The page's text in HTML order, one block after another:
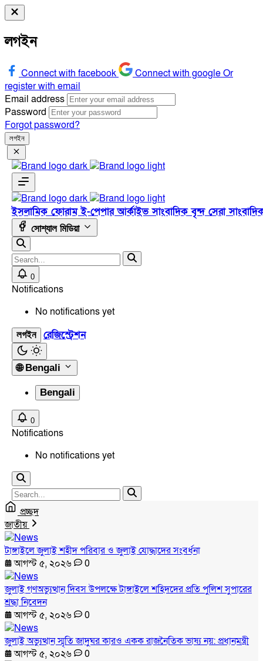
লগইন
Connect with facebook Connect with googleOr
register with email
Email address
Password
Forgot password?
লগইন
ইসলামিক ফোরামই-পেপারআর্কাইভসাংবাদিক বৃন্দসেরা
সোশ্যাল মিডিয়া
0
Notifications
No notifications yet
লগইন রেজিস্ট্রেশন
🌐 Bengali
Bengali
0
Notifications
No notifications yet
প্রচ্ছদ
জাতীয়
টাঙ্গাইলে জুলাই শহীদ পরিবার ও জুলাই যোদ্ধাদের সংবর্ধনা
আগস্ট ৫, ২০২৬
0
জুলাই গণঅভ্যুত্থান দিবস উপলক্ষে টাঙ্গাইলে শহিদদের প্রতি পুলিশ সুপারের
শ্রদ্ধা নিবেদন
আগস্ট ৫, ২০২৬
0
জুলাই অভ্যুত্থান স্মৃতি জাদুঘর কারও একক রাজনৈতিক ভাষ্য নয়: প্রধানমন্ত্রী
আগস্ট ৫, ২০২৬
0